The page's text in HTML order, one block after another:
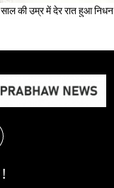
खान का 42 साल की उम्र में देर रात हुआ निधन